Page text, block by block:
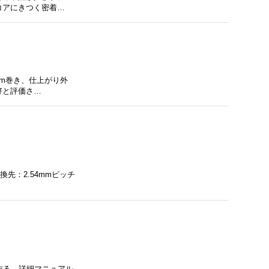
アにきつく密着…
巻き、仕上がり外
と評価さ…
先：2.54mmピッチ